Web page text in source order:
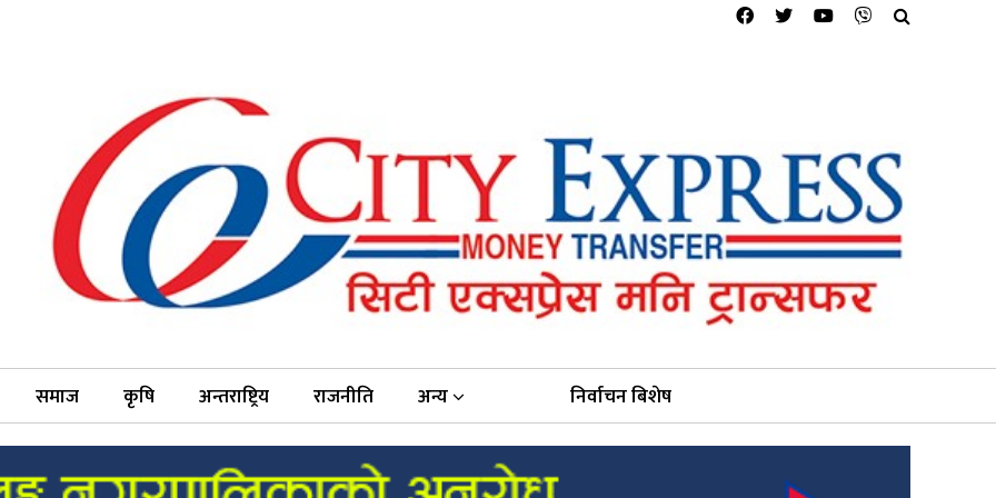
समाज कृषि अन्तराष्ट्रिय राजनीति अन्य निर्वाचन बिशेष